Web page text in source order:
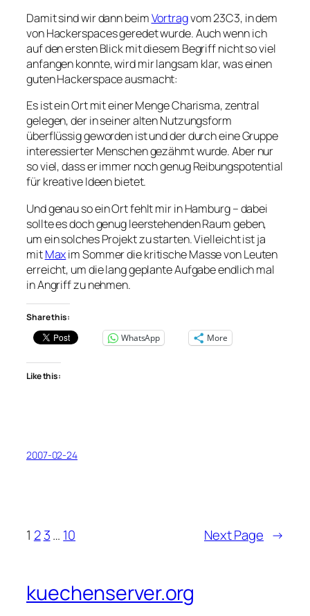
Damit sind wir dann beimVortragvom 23C3, in dem
von Hackerspaces geredet wurde. Auch wenn ich
auf den ersten Blick mit diesem Begriff nicht so viel
anfangen konnte, wird mir langsam klar, was einen
guten Hackerspace ausmacht:
Es ist ein Ort mit einer Menge Charisma, zentral
gelegen, der in seiner alten Nutzungsform
überflüssig geworden ist und der durch eine Gruppe
interessierter Menschen gezähmt wurde. Aber nur
so viel, dass er immer noch genug Reibungspotential
für kreative Ideen bietet.
Und genau so ein Ort fehlt mir in Hamburg – dabei
sollte es doch genug leerstehenden Raum geben,
um ein solches Projekt zu starten. Vielleicht ist ja
mitMaxim Sommer die kritische Masse von Leuten
erreicht, um die lang geplante Aufgabe endlich mal
in Angriff zu nehmen.
Share this:
WhatsApp
More
Like this:
2007-02-24
1 2 3… 10 Next Page →
kuechenserver.org